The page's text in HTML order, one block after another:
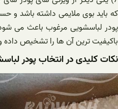
که باید بوی ملایمی داشته باشد و
پودر لباسشویی مرغوب باعث می
باکیفیت ترین آن ها را تشخیص داده
نکات کلیدی در انتخاب پودر